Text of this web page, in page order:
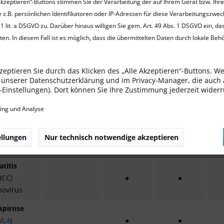
Qualität des Kolostrums, der Menge des durch den Welpen
Impfungen während der kritischen Periode, den optimalen
ab 16 Lebenswochen sind keine maternalen Antikörper mehr
sind, in der Regel eine einmalige Impfung bei
inaktivierten Impfstoffen im Abstand von 3 – 4 Wochen
schließt eine weitere Impfung ein Jahr nach der ersten
ab. Nach erfolgreicher Grundimmunisierung werden
von
drei Jahren empfohlen. Gegen
6. Woche 8. Woche 12. Woche
CC)
● ●
L4)
● ●
Buttons stimmen Sie der Verarbeitung der auf Ihrem Gerät bzw.
persönlichen Identifikatoren oder IP-Adressen für diese
lit. a DSGVO zu. Darüber hinaus willigen Sie gem. Art. 49 Abs. 1 DSGVO ein,
In diesem Fall ist es möglich, dass die übermittelten Daten durch lokale
Sie durch das Klicken des „Alle Akzeptieren“-Buttons.
Datenschutzerklärung und im Privacy-Manager, die auch
Einstellungen). Dort können Sie Ihre Zustimmung jederzeit
und Analyse
Nur technisch notwendige akzeptieren